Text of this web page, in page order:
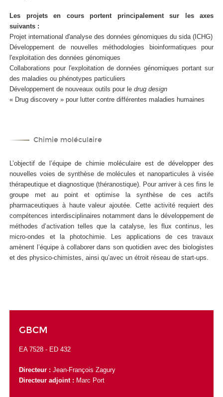
Les projets en cours portent principalement sur les axes
suivants :
Projet international d'analyse des données génomiques du sida (ICHG)
Développement de nouvelles méthodologies bioinformatiques pour
l'exploitation des données génomiques
Collaborations pour l'exploitation de données génomiques portant sur
des maladies ou phénotypes particuliers
Développement de nouveaux outils pour le drug design
« Drug discovery » pour lutter contre différentes maladies humaines
Chimie moléculaire
L’objectif de l’équipe de chimie moléculaire est de développer des
nouvelles voies de synthèse de molécules et nanoparticules à visée
thérapeutique et diagnostique (théranostique). Pour arriver à ces fins le
groupe met au point et optimise la synthèse de ces actifs
pharmaceutiques à haute valeur ajoutée. Cette activité requiert des
compétences interdisciplinaires notamment dans le développement de
méthodes d’activation telles que la catalyse, les flux continus, les
micro-ondes et la photochimie. Les applications de ces travaux
amènent l’équipe à collaborer dans son quotidien avec des biologistes
et des physico-chimistes, ainsi qu’avec un étroit réseau de start-ups.
GBCM
EA 7528 - ED 432
Directeur : Jean-François Zagury
Directeur adjoint : Marc Port